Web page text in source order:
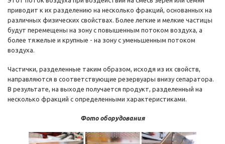
приводит к их разделению на несколько фракций, основанных на
различных физических свойствах. Более легкие и мелкие частицы
будут перемещены на зону с повышенным потоком воздуха, а
более тяжелые и крупные - на зону с уменьшенным потоком
воздуха.
Частички, разделенные таким образом, исходя из их свойств,
направляются в соответствующие резервуары внизу сепаратора.
В результате, на выходе получается продукт, разделенный на
несколько фракций с определенными характеристиками.
Фото оборудования